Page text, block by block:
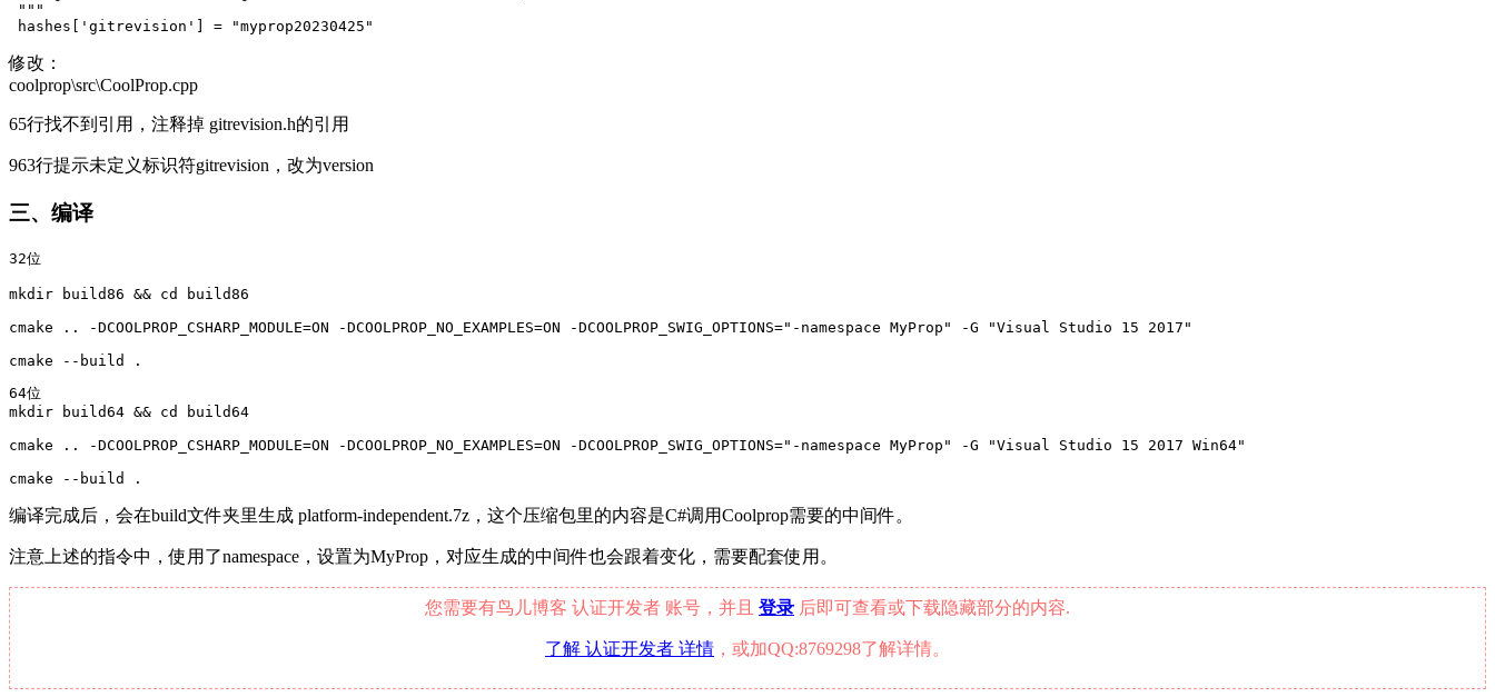
"""
hashes['gitrevision'] = "myprop20230425"
修改：
coolprop\src\CoolProp.cpp
65行找不到引用，注释掉 gitrevision.h的引用
963行提示未定义标识符gitrevision，改为version
三、编译
32位
mkdir build86 && cd build86
cmake .. -DCOOLPROP_CSHARP_MODULE=ON -DCOOLPROP_NO_EXAMPLES=ON -DCOOLPROP_SWIG_OPTIONS="-namespace MyProp" -G "Visual Studio 15 2017"
cmake --build .
64位
mkdir build64 && cd build64
cmake .. -DCOOLPROP_CSHARP_MODULE=ON -DCOOLPROP_NO_EXAMPLES=ON -DCOOLPROP_SWIG_OPTIONS="-namespace MyProp" -G "Visual Studio 15 2017 Win64"
cmake --build .
编译完成后，会在build文件夹里生成 platform-independent.7z，这个压缩包里的内容是C#调用Coolprop需要的中间件。
注意上述的指令中，使用了namespace，设置为MyProp，对应生成的中间件也会跟着变化，需要配套使用。
您需要有鸟儿博客 认证开发者 账号，并且 登录 后即可查看或下载隐藏部分的内容.
了解 认证开发者 详情 ，或加QQ:8769298了解详情。